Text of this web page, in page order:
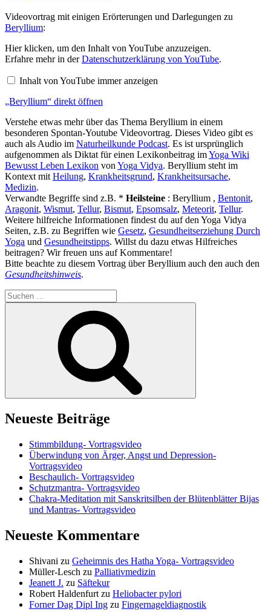
Videovortrag mit einigen Erörterungen und Darlegungen zu
Beryllium:
„Beryllium“
von
YouTube
anzeigen
Hier klicken, um den Inhalt von YouTube anzuzeigen.
Erfahre mehr in derDatenschutzerklärung von YouTube.
Inhalt von YouTube immer anzeigen
„Beryllium“ direkt öffnen
Verstehe etwas mehr über das Thema Beryllium in einem
besonderen Spontan-Youtube Videovortrag. Dieses Video gibt es
auch als Audio im Naturheilkunde Podcast. Es ist ursprünglich
aufgenommen als Diktat für einen Lexikonbeitrag imYoga Wiki
Bewusst Leben Lexikon von Yoga Vidya. Beryllium steht im
Kontext mit Heilung, Krankheitsgrund, Krankheitsursache,
Medizin.
Verwandte Begriffe sind z.B. * Heilsteine : Beryllium , Bentonit,
Aragonit, Wismut, Tellur, Bismut, Epsomsalz, Meteorit, Tellur.
Weitere hilfreiche Informationen findest du auf den Yoga Vidya
Seiten, z.B. zu Begriffen wie Gesetz, Gesundheitserziehung Durch
Yoga und Gesundheitstipps. Willst du dazu etwas Hilfreiches
beitragen? Wir freuen uns auf Kommentare!
Bitte beachte zu diesem Vortrag über Beryllium auch den auch den
Gesundheitshinweis.
Suchen
nach:
Neueste Beiträge
Stimmbildung- Vortragsvideo
Überwindung von Ärger, Angst und Depression-
Vortragsvideo
Beschaulich- Vortragsvideo
Schutzmantra- Vortragsvideo
Chakra-Meditation mit Sanskritsilben der Blütenblätter Bijas
und Mantras- Vortragsvideo
Neueste Kommentare
Shivani zu Geheimnis des Hatha Yoga- Vortragsvideo
Müller-Lesch zu Palliativmedizin
Jeanett J. zu Säftekur
Robert Haldenfurt zu Heliobacter pylori
Forner Dag Dipl Ing zu Fingernageldiagnostik